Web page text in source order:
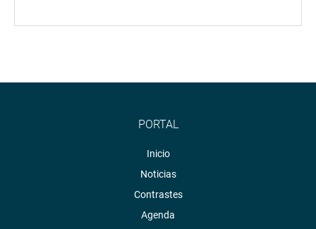
PORTAL
Inicio
Noticias
Contrastes
Agenda